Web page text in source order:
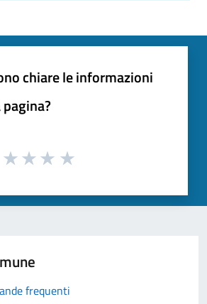
chiare le informazioni
frequenti